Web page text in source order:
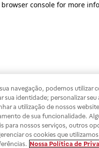
browser console for more
navegação, podemos utilizar
sua identidade; personalizar seu
a utilização de nossos
de sua funcionalidade.
para nossos serviços, outros
os cookies que
Nossa Política de